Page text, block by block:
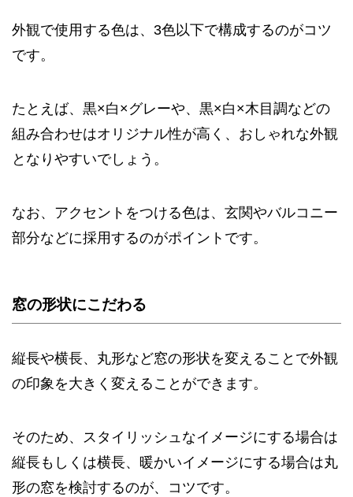
外観で使用する色は、3色以下で構成するのがコツ
です。
たとえば、黒×白×グレーや、黒×白×木目調などの
組み合わせはオリジナル性が高く、おしゃれな外観
となりやすいでしょう。
なお、アクセントをつける色は、玄関やバルコニー
部分などに採用するのがポイントです。
窓の形状にこだわる
縦長や横長、丸形など窓の形状を変えることで外観
の印象を大きく変えることができます。
そのため、スタイリッシュなイメージにする場合は
縦長もしくは横長、暖かいイメージにする場合は丸
形の窓を検討するのが、コツです。